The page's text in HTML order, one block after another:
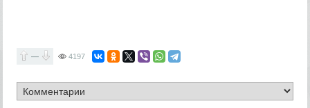
— 4197